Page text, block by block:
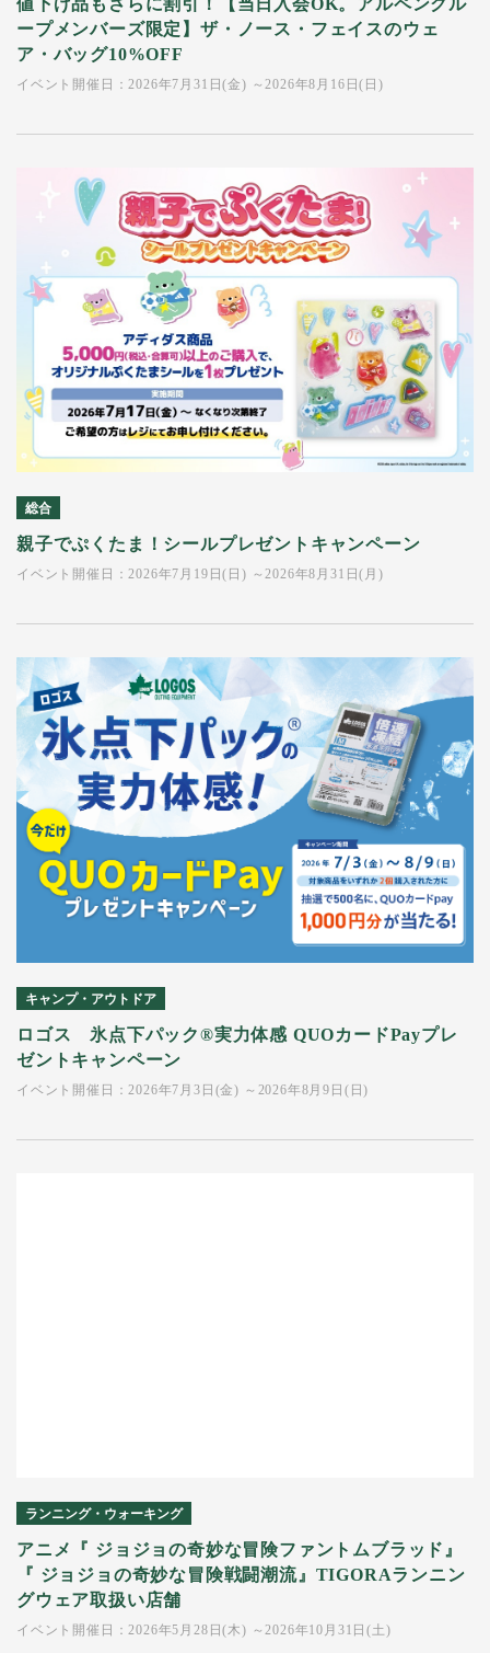
ープメンバーズ限定】ザ・ノース・フェイスのウェ
ア・バッグ10%OFF
イベント開催日：2026年7月31日(金) ～2026年8月16日(日)
総合
親子でぷくたま！シールプレゼントキャンペーン
イベント開催日：2026年7月19日(日) ～2026年8月31日(月)
キャンプ・アウトドア
ロゴス 氷点下パック®実力体感 QUOカードPayプレ
ゼントキャンペーン
イベント開催日：2026年7月3日(金) ～2026年8月9日(日)
ランニング・ウォーキング
アニメ『 ジョジョの奇妙な冒険ファントムブラッド』
『 ジョジョの奇妙な冒険戦闘潮流』TIGORAランニン
グウェア取扱い店舗
イベント開催日：2026年5月28日(木) ～2026年10月31日(土)